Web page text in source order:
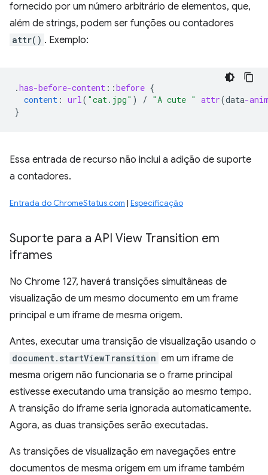
fornecido por um número arbitrário de elementos, que,
além de strings, podem ser funções ou contadores
attr() . Exemplo:
.has-before-content ::before {
content : url( "cat.jpg" ) / "A cute " attr(data-
}
Essa entrada de recurso não inclui a adição de suporte
a contadores.
Entrada do ChromeStatus.com | Especificação
Suporte para a API View Transition em
iframes
No Chrome 127, haverá transições simultâneas de
visualização de um mesmo documento em um frame
principal e um iframe de mesma origem.
Antes, executar uma transição de visualização usando o
document.startViewTransition em um iframe de
mesma origem não funcionaria se o frame principal
estivesse executando uma transição ao mesmo tempo.
A transição do iframe seria ignorada automaticamente.
Agora, as duas transições serão executadas.
As transições de visualização em navegações entre
documentos de mesma origem em um iframe também